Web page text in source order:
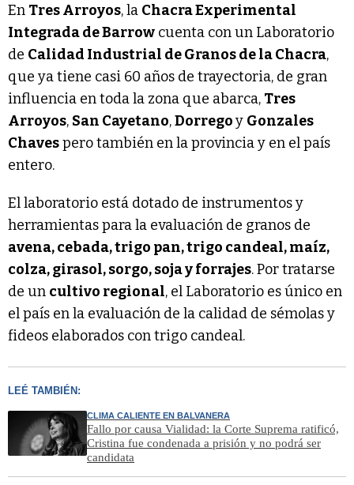
En Tres Arroyos, la Chacra Experimental
Integrada de Barrow cuenta con un Laboratorio
de Calidad Industrial de Granos de la Chacra,
que ya tiene casi 60 años de trayectoria, de gran
influencia en toda la zona que abarca, Tres
Arroyos, San Cayetano,Dorregoy Gonzales
Chavespero también en la provincia y en el país
entero.
El laboratorio está dotado de instrumentos y
herramientas para la evaluación de granos de
avena, cebada, trigo pan, trigo candeal, maíz,
colza, girasol, sorgo, soja y forrajes. Por tratarse
de un cultivo regional, el Laboratorio es único en
el país en la evaluación de la calidad de sémolas y
fideos elaborados con trigo candeal.
LEÉ TAMBIÉN:
CLIMA CALIENTE EN BALVANERA
Fallo por causa Vialidad: la Corte Suprema ratificó,
Cristina fue condenada a prisión y no podrá ser
candidata